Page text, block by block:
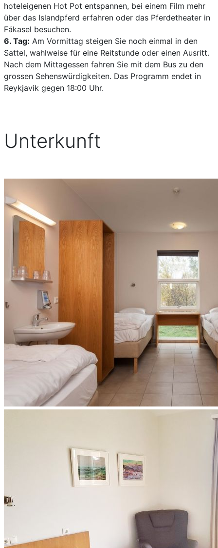
hoteleigenen Hot Pot entspannen, bei einem Film mehr
über das Islandpferd erfahren oder das Pferdetheater in
Fákasel besuchen.
6. Tag: Am Vormittag steigen Sie noch einmal in den
Sattel, wahlweise für eine Reitstunde oder einen Ausritt.
Nach dem Mittagessen fahren Sie mit dem Bus zu den
grossen Sehenswürdigkeiten. Das Programm endet in
Reykjavik gegen 18:00 Uhr.
Unterkunft